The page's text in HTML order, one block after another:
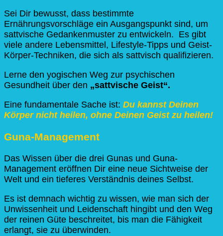
Sei Dir bewusst, dass bestimmte
Ernährungsvorschläge ein Ausgangspunkt sind, um
sattvische Gedankenmuster zu entwickeln. Es gibt
viele andere Lebensmittel, Lifestyle-Tipps und Geist-
Körper-Techniken, die sich als sattvisch qualifizieren.
Lerne den yogischen Weg zur psychischen
Gesundheit über den „sattvische Geist“.
Eine fundamentale Sache ist: Du kannst Deinen
Körper nicht heilen, ohne Deinen Geist zu heilen!
Guna-Management
Das Wissen über die drei Gunas und Guna-
Management eröffnen Dir eine neue Sichtweise der
Welt und ein tieferes Verständnis deines Selbst.
Es ist demnach wichtig zu wissen, wie man sich der
Unwissenheit und Leidenschaft hingibt und den Weg
der reinen Güte beschreitet, bis man die Fähigkeit
erlangt, sie zu überwinden.